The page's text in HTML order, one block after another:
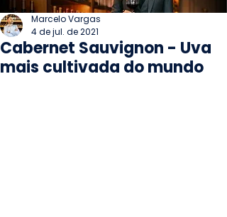
Cabernet Sauvignon - Uva
mais cultivada do mundo
Marcelo Vargas
4 de jul. de 2021